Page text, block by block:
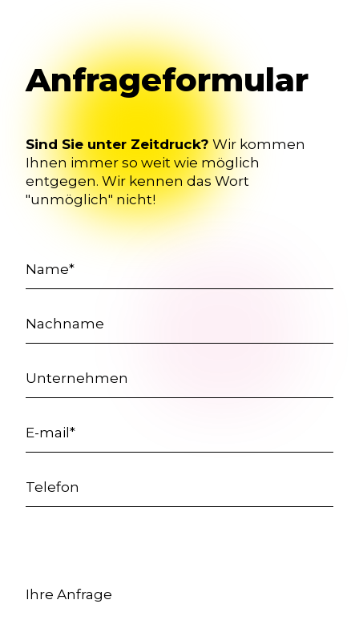
Anfrageformular
Sind Sie unter Zeitdruck? Wir kommen
Ihnen immer so weit wie möglich
entgegen. Wir kennen das Wort
"unmöglich" nicht!